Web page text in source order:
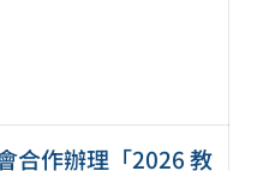
合作辦理「2026 教